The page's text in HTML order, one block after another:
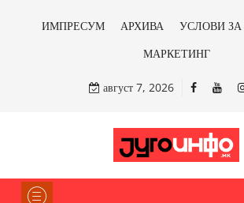
ИМПРЕСУМ АРХИВА
УСЛОВИ
МАРКЕТИНГ
август 7, 2026